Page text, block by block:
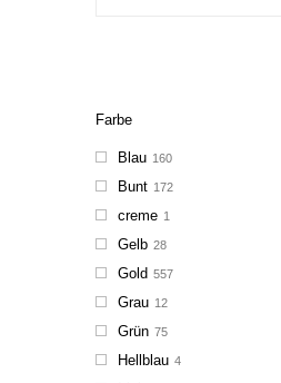
Farbe
Blau 160
Bunt 172
creme 1
Gelb 28
Gold 557
Grau 12
Grün 75
Hellblau 4